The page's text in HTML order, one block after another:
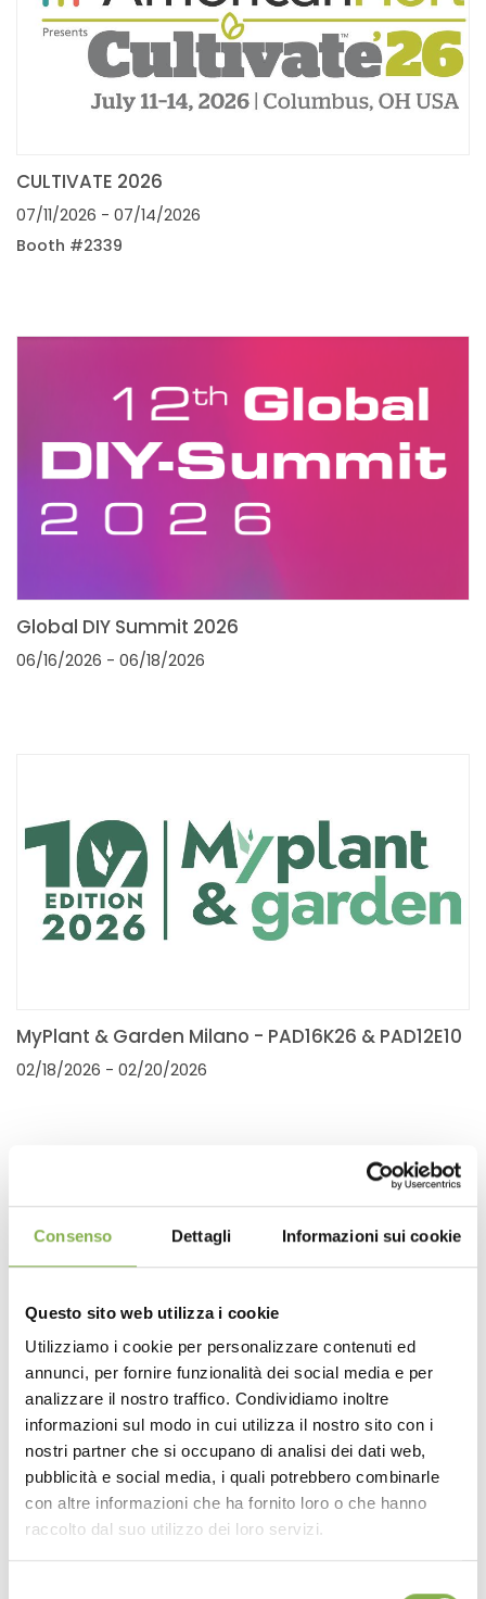
Consenso Dettagli Informazioni sui cookie
Questo sito web utilizza i cookie
Utilizziamo i cookie per personalizzare contenuti ed
annunci, per fornire funzionalità dei social media e per
analizzare il nostro traffico. Condividiamo inoltre
informazioni sul modo in cui utilizza il nostro sito con i
nostri partner che si occupano di analisi dei dati web,
pubblicità e social media, i quali potrebbero combinarle
con altre informazioni che ha fornito loro o che hanno
raccolto dal suo utilizzo dei loro servizi.
CULTIVATE 2026
07/11/2026 - 07/14/2026
Booth #2339
Global DIY Summit 2026
06/16/2026 - 06/18/2026
MyPlant & Garden Milano - PAD16K26 & PAD12E10
02/18/2026 - 02/20/2026
IPM Essen - Hall 6 Stand 6E35
01/27/2026 - 01/30/2026